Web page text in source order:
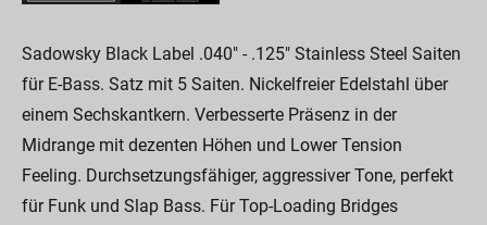
Sadowsky Black Label .040" - .125" Stainless Steel Saiten
für E-Bass. Satz mit 5 Saiten. Nickelfreier Edelstahl über
einem Sechskantkern. Verbesserte Präsenz in der
Midrange mit dezenten Höhen und Lower Tension
Feeling. Durchsetzungsfähiger, aggressiver Tone, perfekt
für Funk und Slap Bass. Für Top-Loading Bridges